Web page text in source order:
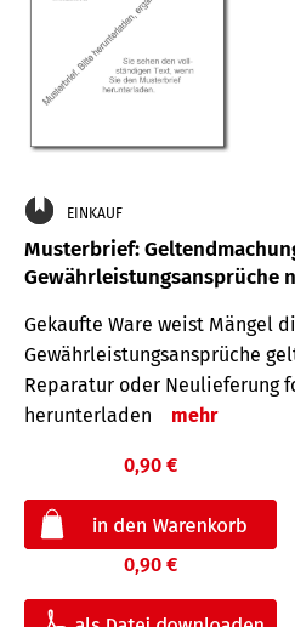
EINKAUF
Musterbrief:
Gewährleistungsansprüche
Gekaufte Ware weist Mängel
Gewährleistungsansprüche
Reparatur oder Neulieferung
herunterladen
mehr
0,90 €
0,90 €